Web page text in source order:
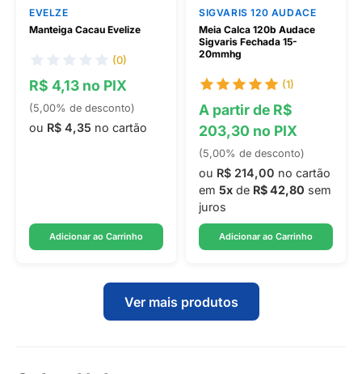
EVELZE
Manteiga Cacau Evelize
(0)
R$ 4,13 no PIX
(5,00% de desconto)
ou R$ 4,35 no cartão
Adicionar ao Carrinho
SIGVARIS 120 AUDACE
Meia Calca 120b Audace
Sigvaris Fechada 15-
20mmhg
(1)
A partir de R$
203,30 no PIX
(5,00% de desconto)
ou R$ 214,00 no cartão
em 5x de R$ 42,80 sem
juros
Adicionar ao Carrinho
Ver mais produtos